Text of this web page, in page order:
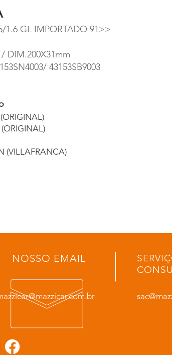
1.6 GL IMPORTADO 91>>
DIM.200X31mm
43153SB9003
(VILLAFRANCA)
NOSSO EMAIL